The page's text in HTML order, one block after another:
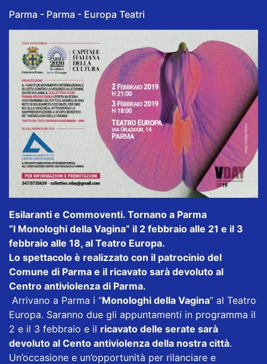
Parma - Parma - Europa Teatri
Esilaranti e Commoventi. Tornano a Parma
“I Monologhi della Vagina” il 2 febbraio alle 21 e il 3
febbraio alle 18, al Teatro Europa.
Lo spettacolo è realizzato con il patrocinio del
Comune di Parma e il ricavato sarà devoluto al
Centro antiviolenza di Parma.
Arrivano a Parma i “Monologhi della Vagina” al Teatro
Europa. Saranno due gli appuntamenti in programma il
2 e il 3 febbraio e il ricavato delle serate sarà
devoluto al Cento antiviolenza della nostra città.
Un’occasione e un’opportunità per rilanciare e